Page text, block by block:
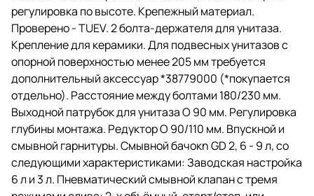
регулировка по высоте. Крепежный материал.
Проверено - TUEV. 2 болта-держателя для унитаза.
Крепление для керамики. Для подвесных унитазов с
опорной поверхностью менее 205 мм требуется
дополнительный аксессуар *38779000 (*покупается
отдельно). Расстояние между болтами 180/230 мм.
Выходной патрубок для унитаза O 90 мм. Регулировка
глубины монтажа. Редуктор O 90/110 мм. Впускной и
смывной гарнитуры. Смывной бачокn GD 2, 6 - 9 л, со
следующими характеристиками: Заводская настройка
6 л и 3 л. Пневматический смывной клапан с тремя